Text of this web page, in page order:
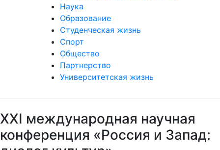
Наука
Образование
Студенческая жизнь
Спорт
Общество
Партнерство
Университетская жизнь
XXI международная научная
конференция «Россия и Запад: